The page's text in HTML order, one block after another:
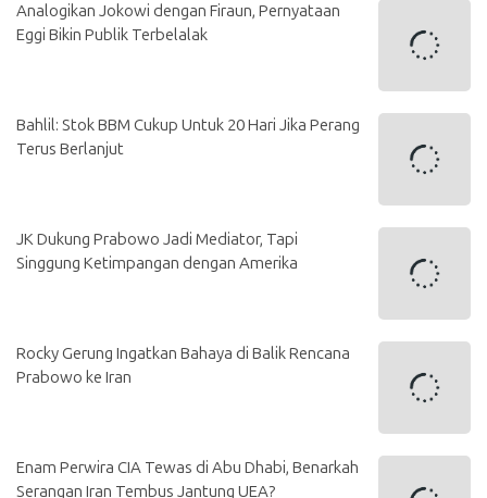
Analogikan Jokowi dengan Firaun, Pernyataan
Eggi Bikin Publik Terbelalak
Bahlil: Stok BBM Cukup Untuk 20 Hari Jika Perang
Terus Berlanjut
JK Dukung Prabowo Jadi Mediator, Tapi
Singgung Ketimpangan dengan Amerika
Rocky Gerung Ingatkan Bahaya di Balik Rencana
Prabowo ke Iran
Enam Perwira CIA Tewas di Abu Dhabi, Benarkah
Serangan Iran Tembus Jantung UEA?